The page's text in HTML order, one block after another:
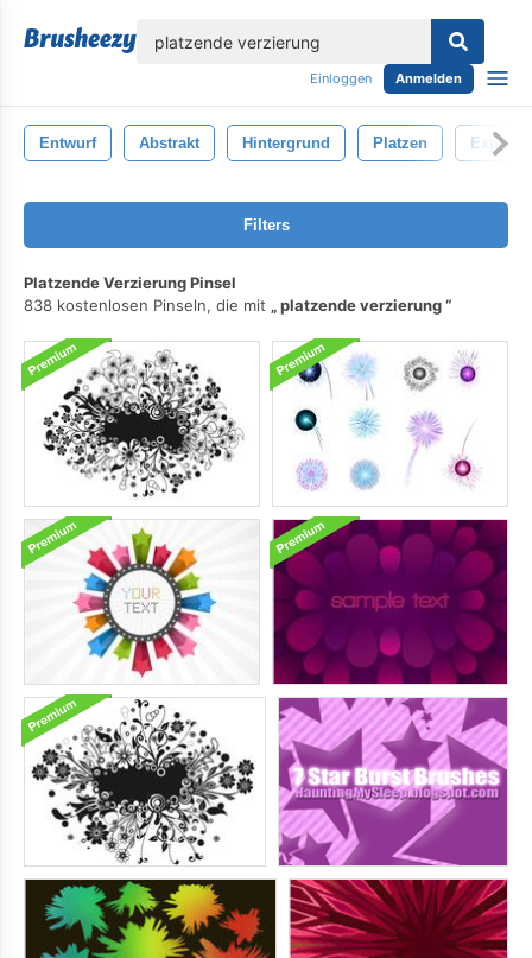
Einloggen Anmelden
Entwurf Abstrakt Hintergrund Platzen
Filters
Platzende Verzierung Pinsel
838 kostenlosen Pinseln, die mit
platzende verzierung